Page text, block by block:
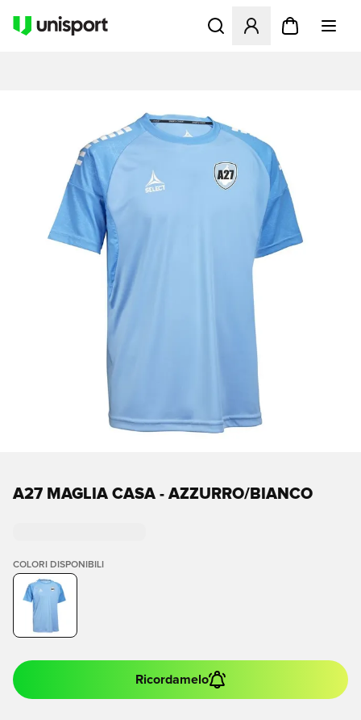
Apre una finestra modale
A27 MAGLIA CASA - AZZURRO/BIANCO
COLORI DISPONIBILI
Ricordamelo